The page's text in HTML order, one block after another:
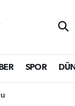
SPOR